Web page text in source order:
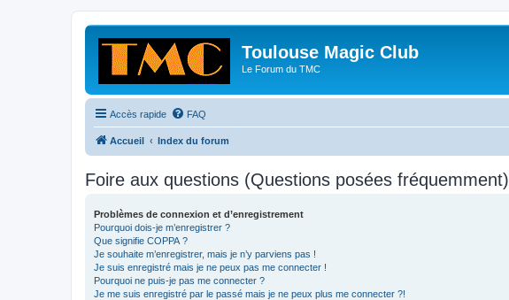
Toulouse Magic Club
Le Forum du TMC
Accès rapide FAQ
Accueil Index du forum
Foire aux questions (Questions posées fréquemment)
Problèmes de connexion et d’enregistrement
Pourquoi dois-je m’enregistrer ?
Que signifie COPPA ?
Je souhaite m’enregistrer, mais je n’y parviens pas !
Je suis enregistré mais je ne peux pas me connecter !
Pourquoi ne puis-je pas me connecter ?
Je me suis enregistré par le passé mais je ne peux plus me connecter ?!